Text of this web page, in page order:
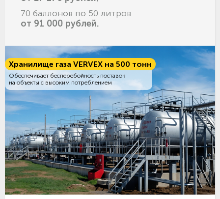
70 баллонов по 50 литров
от 91 000 рублей.
Хранилище газа VERVEX на 500 тонн
Обеспечивает бесперебойность поставок
на объекты с высоким потреблением